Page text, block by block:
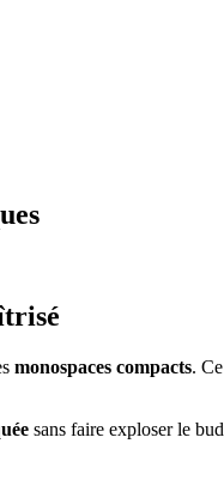
monospaces compacts.
sans faire exploser le